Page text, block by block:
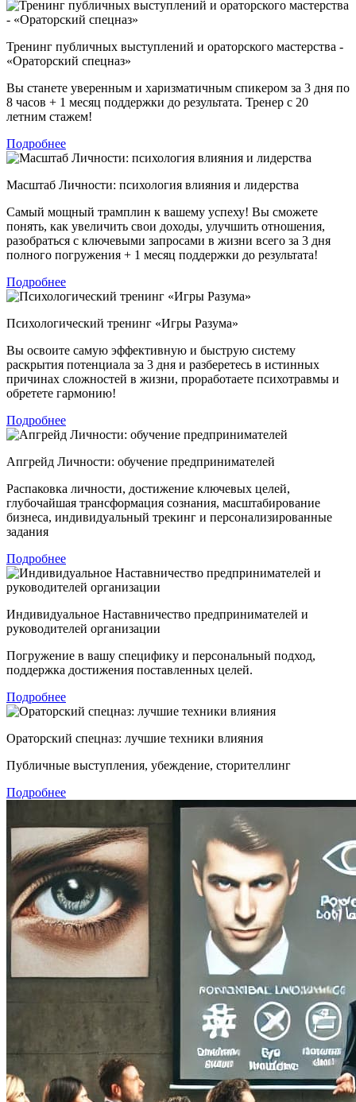
Тренинг публичных выступлений и ораторского мастерства -
«Ораторский спецназ»
Вы станете уверенным и харизматичным спикером за 3 дня по
8 часов + 1 месяц поддержки до результата. Тренер с 20
летним стажем!
Подробнее
Масштаб Личности: психология влияния и лидерства
Самый мощный трамплин к вашему успеху! Вы сможете
понять, как увеличить свои доходы, улучшить отношения,
разобраться с ключевыми запросами в жизни всего за 3 дня
полного погружения + 1 месяц поддержки до результата!
Подробнее
Психологический тренинг «Игры Разума»
Вы освоите самую эффективную и быструю систему
раскрытия потенциала за 3 дня и разберетесь в истинных
причинах сложностей в жизни, проработаете психотравмы и
обретете гармонию!
Подробнее
Апгрейд Личности: обучение предпринимателей
Распаковка личности, достижение ключевых целей,
глубочайшая трансформация сознания, масштабирование
бизнеса, индивидуальный трекинг и персонализированные
задания
Подробнее
Индивидуальное Наставничество предпринимателей и
руководителей организации
Погружение в вашу специфику и персональный подход,
поддержка достижения поставленных целей.
Подробнее
Ораторский спецназ: лучшие техники влияния
Публичные выступления, убеждение, сторителлинг
Подробнее